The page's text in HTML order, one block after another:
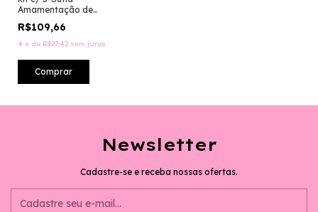
Amamentação de
Algodão com Renda Plus
Size-Sem Bojo-
Multicolorido-
R$109,66
4 x de R$27,42 sem juros
Comprar
Newsletter
Cadastre-se e receba nossas ofertas.